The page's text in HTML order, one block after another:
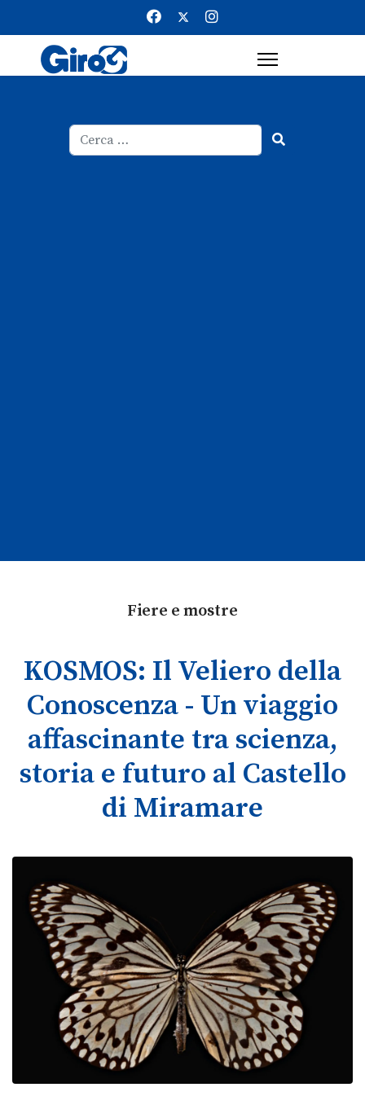
Fiere e mostre
KOSMOS: Il Veliero della
Conoscenza - Un viaggio
affascinante tra scienza,
storia e futuro al Castello
di Miramare